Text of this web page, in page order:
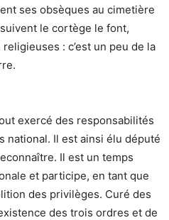
ses obsèques au cimetière
le cortège le font,
: c’est un peu de la
exercé des responsabilités
national. Il est ainsi élu député
Il est un temps
et participe, en tant que
des privilèges. Curé des
des trois ordres et de